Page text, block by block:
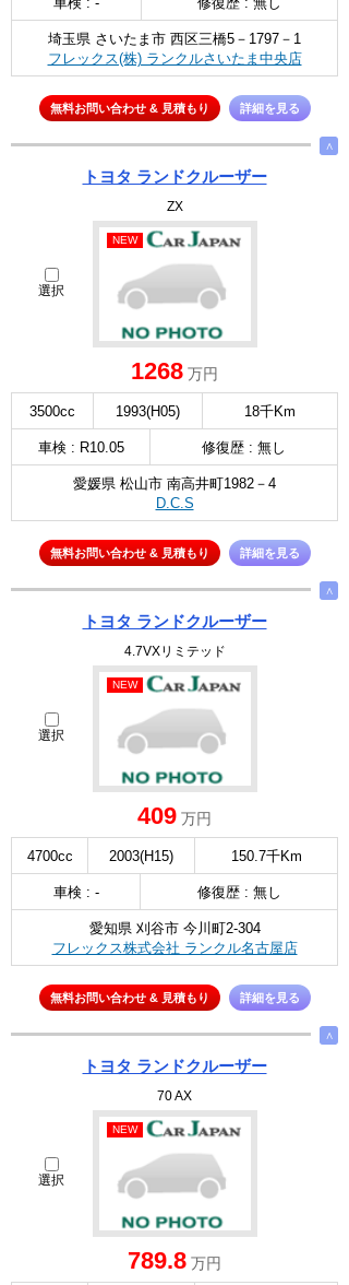
埼玉県 さいたま市 西区三橋5－1797－1
フレックス(株) ランクルさいたま中央店
無料お問い合わせ & 見積もり 詳細を見る
∧
トヨタ ランドクルーザー
ZX
選択
NEW
1268 万円
3500cc 1993(H05) 18千Km
車検 : R10.05 修復歴 : 無し
愛媛県 松山市 南高井町1982－4
D.C.S
無料お問い合わせ & 見積もり 詳細を見る
∧
トヨタ ランドクルーザー
4.7VXリミテッド
選択
NEW
409 万円
4700cc 2003(H15) 150.7千Km
車検 : - 修復歴 : 無し
愛知県 刈谷市 今川町2-304
フレックス株式会社 ランクル名古屋店
無料お問い合わせ & 見積もり 詳細を見る
∧
トヨタ ランドクルーザー
70 AX
選択
NEW
789.8 万円